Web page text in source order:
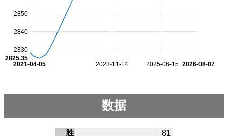
2023-11-14 2025-06-15
2021-04-05 2026-08-07
2830
2840
2850
2825.35
数据
胜
81